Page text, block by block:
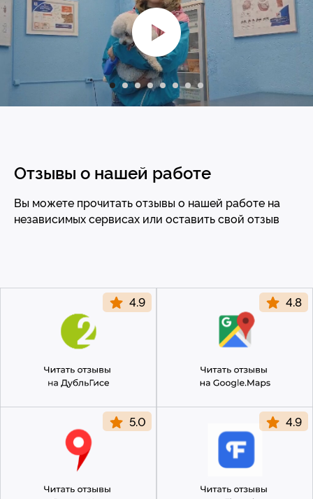
Отзывы о нашей работе
Вы можете прочитать отзывы о нашей работе на
независимых сервисах или оставить свой отзыв
vet@morda72.ru
с 10-00 до 21-00
без обеда и выходных
© 2015—2026 ООО «Сытая Морда»
Данный сайт носит информационный характер
и не является публичной офертой.
Политика конфиденциальности
Согласие на обработку перс. данных
+7 (3452) 57-54-36Заказать звонок
Заполнить анкету
Правила оказания ветеринарной помощи